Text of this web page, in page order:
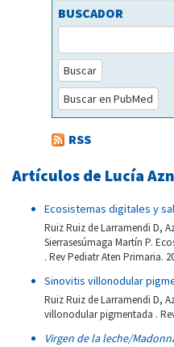
BUSCADOR
Buscar
Buscar en PubMed
RSS
Artículos de Lucía
Ecosistemas digitales y
Ruiz Ruiz de Larramendi D,
Sierrasesúmaga Martín P.
. Rev Pediatr Aten Primaria.
Sinovitis villonodular
Ruiz Ruiz de Larramendi D,
villonodular pigmentada .
Virgen de la leche/